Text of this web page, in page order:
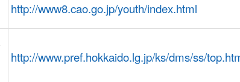
http://www8.cao.go.jp/youth/index.html
http://www.pref.hokkaido.lg.jp/ks/dms/ss/